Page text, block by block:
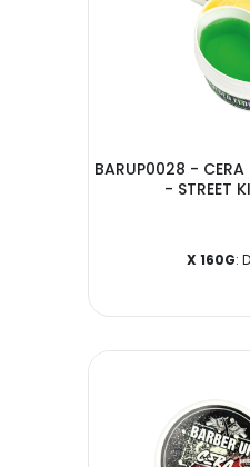
BARUP0028 - CERA
- STREET
X 160G: